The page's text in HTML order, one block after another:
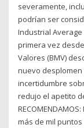
severamente,
podrían ser
Industrial
primera vez desde
Valores (BMV)
nuevo desplomen
incertidumbre
redujo el apetito
más de mil